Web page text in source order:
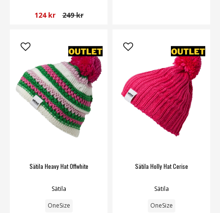
124 kr 249 kr
Sätila Heavy Hat Offwhite
Sätila
OneSize
Sätila Holly Hat Cerise
Sätila
OneSize